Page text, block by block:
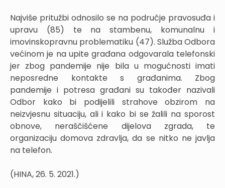
Najviše pritužbi odnosilo se na područje pravosuđa i
upravu (85) te na stambenu, komunalnu i
imovinskopravnu problematiku (47). Služba Odbora
većinom je na upite građana odgovarala telefonski
jer zbog pandemije nije bila u mogućnosti imati
neposredne kontakte s građanima. Zbog
pandemije i potresa građani su također nazivali
Odbor kako bi podijelili strahove obzirom na
neizvjesnu situaciju, ali i kako bi se žalili na sporost
obnove, neraščišćene dijelova zgrada, te
organizaciju domova zdravlja, da se nitko ne javlja
na telefon.
(HINA, 26. 5. 2021.)